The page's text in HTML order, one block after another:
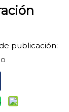
publicación: